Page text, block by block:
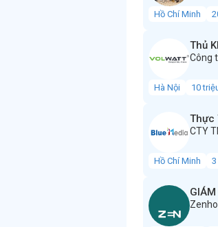
Hồ Chí Minh
Thủ
Công
Hà Nội 10
Thực
CTY
Hồ Chí Minh 3